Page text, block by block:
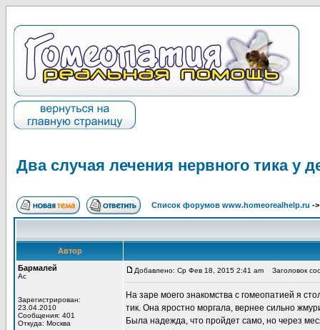
Два случая лечения нервного тика у
Список форумов www.homeorealhelp.ru -
Автор
Бармалей
Ас
Зарегистрирован:
23.04.2010
Сообщения: 401
Откуда: Москва
Добавлено: Ср Фев 18, 2015 2:41 am Заголовок
На заре моего знакомства с гомеопатией я
тик. Она яростно моргала, вернее сильно
Была надежда, что пройдет само, но через